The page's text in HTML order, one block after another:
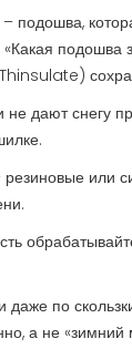
подошва,
подошва
дают снегу
или
по
а не «зимний